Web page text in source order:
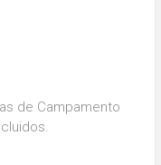
de Campamento